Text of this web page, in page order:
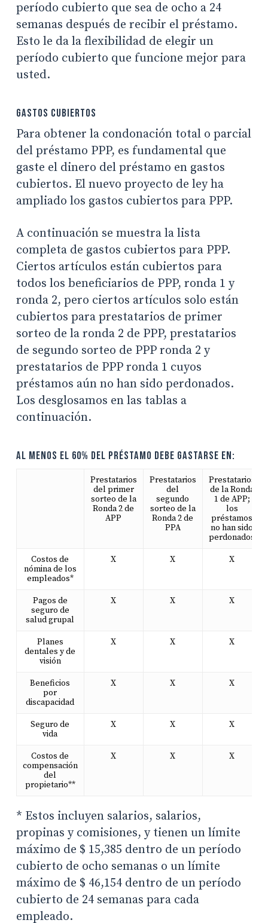
período cubierto que sea de ocho a 24
semanas después de recibir el préstamo.
Esto le da la flexibilidad de elegir un
período cubierto que funcione mejor para
usted.
Gastos cubiertos
Para obtener la condonación total o parcial
del préstamo PPP, es fundamental que
gaste el dinero del préstamo en gastos
cubiertos. El nuevo proyecto de ley ha
ampliado los gastos cubiertos para PPP.
A continuación se muestra la lista
completa de gastos cubiertos para PPP.
Ciertos artículos están cubiertos para
todos los beneficiarios de PPP, ronda 1 y
ronda 2, pero ciertos artículos solo están
cubiertos para prestatarios de primer
sorteo de la ronda 2 de PPP, prestatarios
de segundo sorteo de PPP ronda 2 y
prestatarios de PPP ronda 1 cuyos
préstamos aún no han sido perdonados.
Los desglosamos en las tablas a
continuación.
Al menos el 60% del préstamo debe gastarse en:
Prestatarios
del primer
sorteo de la
Ronda 2 de
APP
Prestatarios
del
segundo
sorteo de la
Ronda 2 de
PPA
Prestatarios
de la Ronda
1 de APP;
los
préstamos
no han sido
perdonados
Costos de
nómina de los
empleados*
X X X
Pagos de
seguro de
salud grupal
X X X
Planes
dentales y de
visión
X X X
Beneficios
por
discapacidad
X X X
Seguro de
vida
X X X
Costos de
compensación
del
propietario**
X X X
* Estos incluyen salarios, salarios,
propinas y comisiones, y tienen un límite
máximo de $ 15,385 dentro de un período
cubierto de ocho semanas o un límite
máximo de $ 46,154 dentro de un período
cubierto de 24 semanas para cada
empleado.